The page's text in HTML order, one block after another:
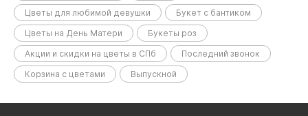
Цветы для любимой девушки
Букет с бантиком
Цветы на День Матери
Букеты роз
Акции и скидки на цветы в СПб
Последний звонок
Корзина с цветами
Выпускной